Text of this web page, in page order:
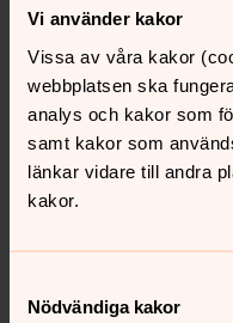
Vi använder kakor
Vissa av våra kakor
webbplatsen ska
analys och kakor som
samt kakor som
länkar vidare till andra
kakor.
Nödvändiga kakor
Lokaler för
På denna sida